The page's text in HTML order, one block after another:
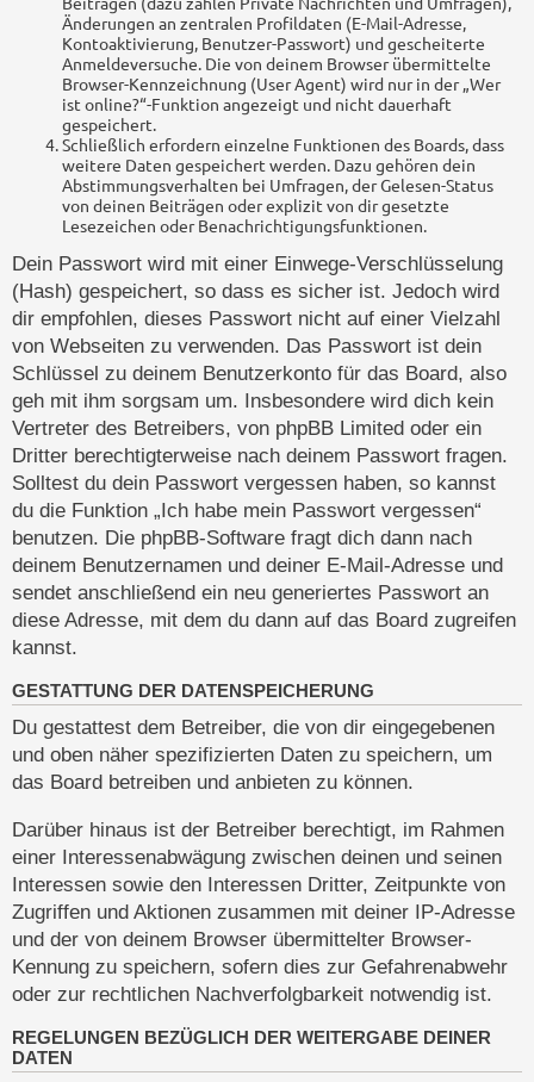
Änderungen an zentralen Profildaten (E-Mail-Adresse,
Kontoaktivierung, Benutzer-Passwort) und gescheiterte
Anmeldeversuche. Die von deinem Browser übermittelte
Browser-Kennzeichnung (User Agent) wird nur in der „Wer
ist online?“-Funktion angezeigt und nicht dauerhaft
gespeichert.
Schließlich erfordern einzelne Funktionen des Boards, dass
weitere Daten gespeichert werden. Dazu gehören dein
Abstimmungsverhalten bei Umfragen, der Gelesen-Status
von deinen Beiträgen oder explizit von dir gesetzte
Lesezeichen oder Benachrichtigungsfunktionen.
Dein Passwort wird mit einer Einwege-Verschlüsselung
(Hash) gespeichert, so dass es sicher ist. Jedoch wird
dir empfohlen, dieses Passwort nicht auf einer Vielzahl
von Webseiten zu verwenden. Das Passwort ist dein
Schlüssel zu deinem Benutzerkonto für das Board, also
geh mit ihm sorgsam um. Insbesondere wird dich kein
Vertreter des Betreibers, von phpBB Limited oder ein
Dritter berechtigterweise nach deinem Passwort fragen.
Solltest du dein Passwort vergessen haben, so kannst
du die Funktion „Ich habe mein Passwort vergessen“
benutzen. Die phpBB-Software fragt dich dann nach
deinem Benutzernamen und deiner E-Mail-Adresse und
sendet anschließend ein neu generiertes Passwort an
diese Adresse, mit dem du dann auf das Board zugreifen
kannst.
GESTATTUNG DER DATENSPEICHERUNG
Du gestattest dem Betreiber, die von dir eingegebenen
und oben näher spezifizierten Daten zu speichern, um
das Board betreiben und anbieten zu können.
Darüber hinaus ist der Betreiber berechtigt, im Rahmen
einer Interessenabwägung zwischen deinen und seinen
Interessen sowie den Interessen Dritter, Zeitpunkte von
Zugriffen und Aktionen zusammen mit deiner IP-Adresse
und der von deinem Browser übermittelter Browser-
Kennung zu speichern, sofern dies zur Gefahrenabwehr
oder zur rechtlichen Nachverfolgbarkeit notwendig ist.
REGELUNGEN BEZÜGLICH DER WEITERGABE DEINER
DATEN